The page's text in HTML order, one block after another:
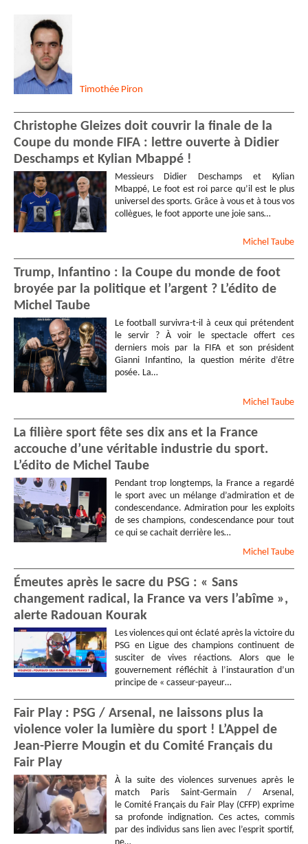
Timothée Piron
Christophe Gleizes doit couvrir la finale de la
Coupe du monde FIFA : lettre ouverte à Didier
Deschamps et Kylian Mbappé !
Messieurs Didier Deschamps et Kylian
Mbappé, Le foot est roi parce qu’il est le plus
universel des sports. Grâce à vous et à tous vos
collègues, le foot apporte une joie sans…
Michel Taube
Trump, Infantino : la Coupe du monde de foot
broyée par la politique et l’argent ? L’édito de
Michel Taube
Le football survivra-t-il à ceux qui prétendent
le servir ? À voir le spectacle offert ces
derniers mois par la FIFA et son président
Gianni Infantino, la question mérite d’être
posée. La…
Michel Taube
La filière sport fête ses dix ans et la France
accouche d’une véritable industrie du sport.
L’édito de Michel Taube
Pendant trop longtemps, la France a regardé
le sport avec un mélange d’admiration et de
condescendance. Admiration pour les exploits
de ses champions, condescendance pour tout
ce qui se cachait derrière les…
Michel Taube
Émeutes après le sacre du PSG : « Sans
changement radical, la France va vers l’abîme »,
alerte Radouan Kourak
Les violences qui ont éclaté après la victoire du
PSG en Ligue des champions continuent de
susciter de vives réactions. Alors que le
gouvernement réfléchit à l’instauration d’un
principe de « casseur-payeur…
Fair Play : PSG / Arsenal, ne laissons plus la
violence voler la lumière du sport ! L’Appel de
Jean-Pierre Mougin et du Comité Français du
Fair Play
À la suite des violences survenues après le
match Paris Saint-Germain / Arsenal,
le Comité Français du Fair Play (CFFP) exprime
sa profonde indignation. Ces actes, commis
par des individus sans lien avec l’esprit sportif,